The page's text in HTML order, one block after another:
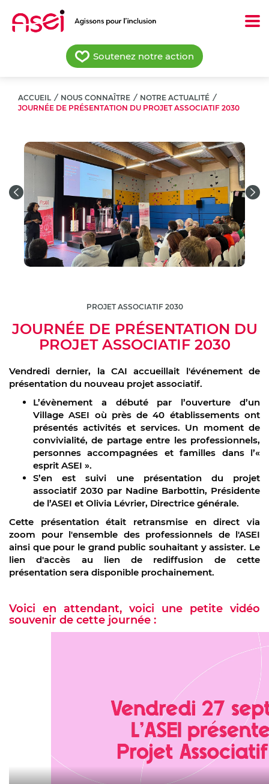
contenu
Soutenez notre action
ACCUEIL / NOUS CONNAÎTRE / NOTRE ACTUALITÉ /
JOURNÉE DE PRÉSENTATION DU PROJET ASSOCIATIF 2030
Previous
PROJET ASSOCIATIF 2030
JOURNÉE DE PRÉSENTATION DU
PROJET ASSOCIATIF 2030
Vendredi dernier, la CAI accueillait l'événement de
présentation du nouveau projet associatif.
L’évènement a débuté par l’ouverture d’un
Village ASEI où près de 40 établissements ont
présentés activités et services. Un moment de
convivialité, de partage entre les professionnels,
personnes accompagnées et familles dans l’«
esprit ASEI ».
S’en est suivi une présentation du projet
associatif 2030 par Nadine Barbottin, Présidente
de l’ASEI et Olivia Lévrier, Directrice générale.
Cette présentation était retransmise en direct via
zoom pour l'ensemble des professionnels de l'ASEI
ainsi que pour le grand public souhaitant y assister. Le
lien d'accès au lien de rediffusion de cette
présentation sera disponible prochainement.
Voici en attendant, voici une petite vidéo
souvenir de cette journée :